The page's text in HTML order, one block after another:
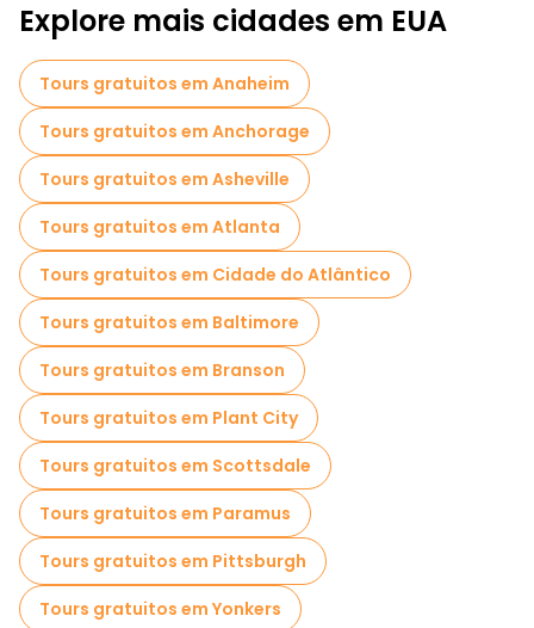
Explore mais cidades em EUA
Tours gratuitos em Anaheim
Tours gratuitos em Anchorage
Tours gratuitos em Asheville
Tours gratuitos em Atlanta
Tours gratuitos em Cidade do Atlântico
Tours gratuitos em Baltimore
Tours gratuitos em Branson
Tours gratuitos em Plant City
Tours gratuitos em Scottsdale
Tours gratuitos em Paramus
Tours gratuitos em Pittsburgh
Tours gratuitos em Yonkers